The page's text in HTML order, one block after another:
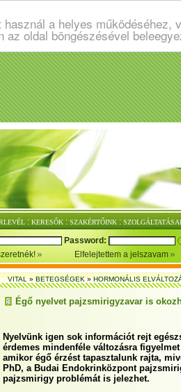
használ a helyes
az oldal böngészésével
: KERESŐK : SZAKÉRTŐINK :
Password:
Elfelejtettem a jelszavam
VITAL»BETEGSÉGEK»HORMONÁLIS
Égő nyelvet pajzsmirigyzavar is
Nyelvünk igen sok információt rejt
érdemes mindenféle változásra
amikor égő érzést tapasztalunk rajta,
PhD, a Budai Endokrinközpont
pajzsmirigy problémát is jelezhet.